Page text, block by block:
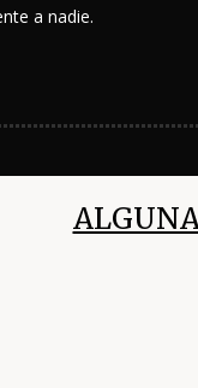
a nadie.